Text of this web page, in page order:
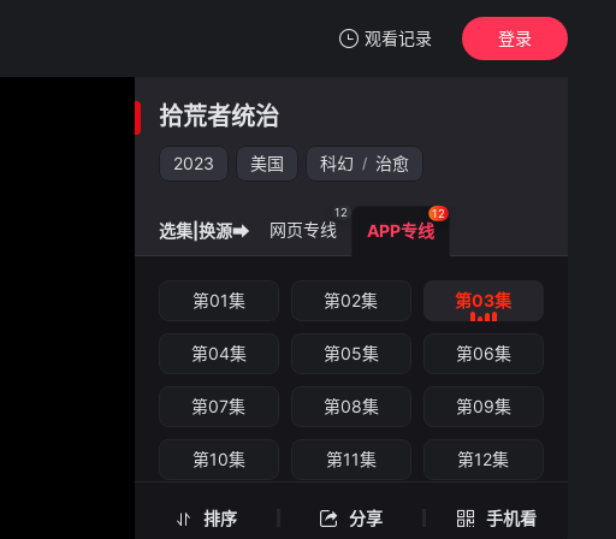
观看记录
我的观影记录
第03集
拾荒者统治
登录
拾荒者统治
2023 美国 科幻 / 治愈
排序 分享 手机看
拾荒者统治 -第03集
选集|换源➡ 网页专线
12
APP专线
12
第01集 第02集 第03集
第04集 第05集 第06集
第07集 第08集 第09集
第10集 第11集 第12集